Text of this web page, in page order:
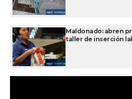
Maldonado: abren
taller de inserción